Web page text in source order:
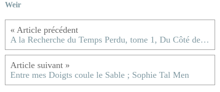
Weir
A la Recherche du Temps Perdu, tome 1, Du Côté de chez Swann ; Marcel Proust
Entre mes Doigts coule le Sable ; Sophie Tal Men